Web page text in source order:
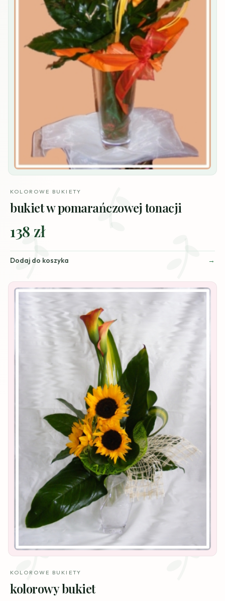
KOLOROWE BUKIETY
bukiet w pomarańczowej tonacji
138 zł
Dodaj do koszyka
KOLOROWE BUKIETY
kolorowy bukiet